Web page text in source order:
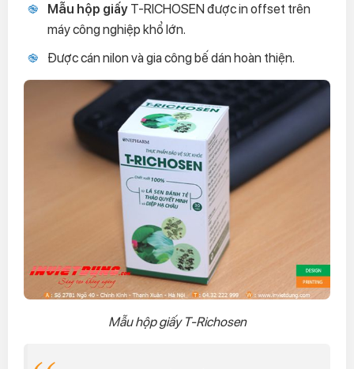
Mẫu hộp giấy T-RICHOSEN được in offset trên
máy công nghiệp khổ lớn.
Được cán nilon và gia công bế dán hoàn thiện.
Mẫu hộp giấy T-Richosen